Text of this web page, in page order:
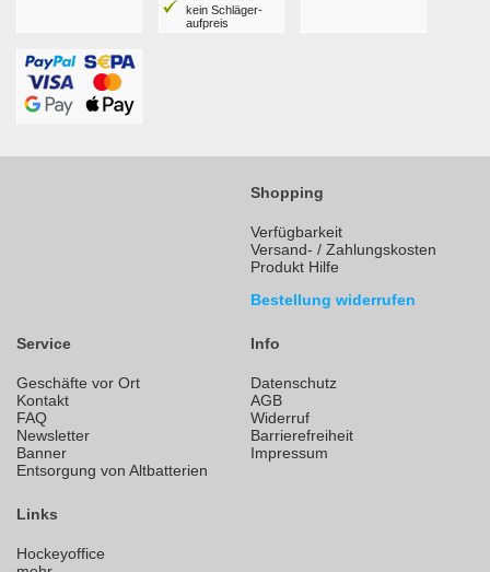
kein Schläger­
aufpreis
Shopping
Verfügbarkeit
Versand- / Zahlungskosten
Produkt Hilfe
Bestellung widerrufen
Service
Geschäfte vor Ort
Kontakt
FAQ
Newsletter
Banner
Entsorgung von Altbatterien
Info
Datenschutz
AGB
Widerruf
Barrierefreiheit
Impressum
Links
Hockeyoffice